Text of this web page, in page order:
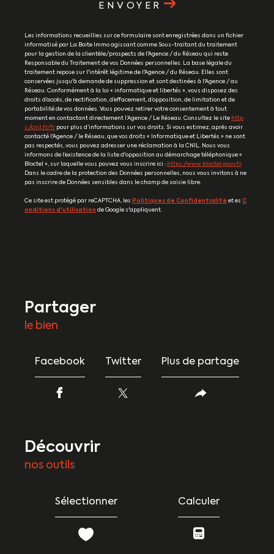
ENVOYER
Les informations recueillies sur ce formulaire sont enregistrées dans un fichier
informatisé par La Boite Immo agissant comme Sous-traitant du traitement
pour la gestion de la clientèle/prospects de l'Agence / du Réseau qui reste
Responsable du Traitement de vos Données personnelles. La base légale du
traitement repose sur l'intérêt légitime de l'Agence / du Réseau. Elles sont
conservées jusqu'à demande de suppression et sont destinées à l'Agence / au
Réseau. Conformément à la loi « informatique et libertés », vous disposez des
droits d’accès, de rectification, d’effacement, d’opposition, de limitation et de
portabilité de vos données. Vous pouvez retirer votre consentement à tout
moment en contactant directement l’Agence / Le Réseau. Consultez le site http
s://cnil.fr/fr pour plus d’informations sur vos droits. Si vous estimez, après avoir
contacté l'Agence / le Réseau, que vos droits « Informatique et Libertés » ne sont
pas respectés, vous pouvez adresser une réclamation à la CNIL. Nous vous
informons de l’existence de la liste d'opposition au démarchage téléphonique «
Bloctel », sur laquelle vous pouvez vous inscrire ici : https://www.bloctel.gouv.fr.
Dans le cadre de la protection des Données personnelles, nous vous invitons à ne
pas inscrire de Données sensibles dans le champ de saisie libre.
Ce site est protégé par reCAPTCHA, les Politiques de Confidentialité et es C
onditions d'utilisation de Google s'appliquent.
partager
le bien
Facebook Twitter Plus de partage
découvrir
nos outils
Sélectionner Calculer